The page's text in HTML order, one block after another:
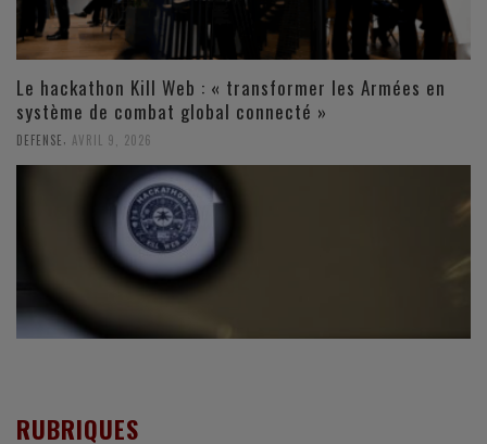
Le hackathon Kill Web : « transformer les Armées en
système de combat global connecté »
DEFENSE AVRIL 9, 2026
RUBRIQUES